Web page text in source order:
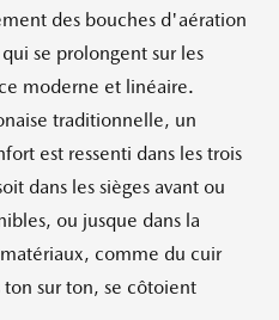
des bouches d'aération
se prolongent sur les
moderne et linéaire.
traditionnelle, un
est ressenti dans les trois
dans les sièges avant ou
ou jusque dans la
comme du cuir
ton sur ton, se côtoient